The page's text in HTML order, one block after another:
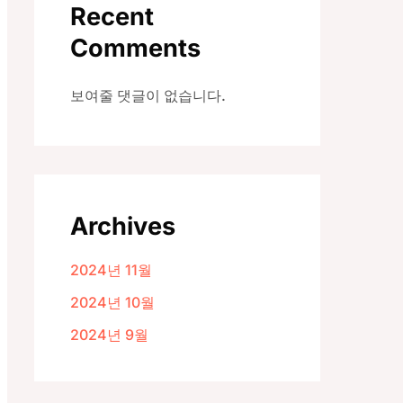
Recent
Comments
보여줄 댓글이 없습니다.
Archives
2024년 11월
2024년 10월
2024년 9월